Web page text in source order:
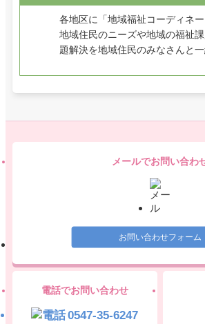
各地区に「地域福祉コーディネー
地域住民のニーズや地域の福祉
題解決を地域住民のみなさんと一
メールでお問い合わ
お問い合わせフォーム
電話でお問い合わせ
0547-35-6247